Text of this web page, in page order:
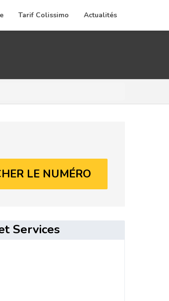
Tarif Colissimo Actualités
LE NUMÉRO
Services